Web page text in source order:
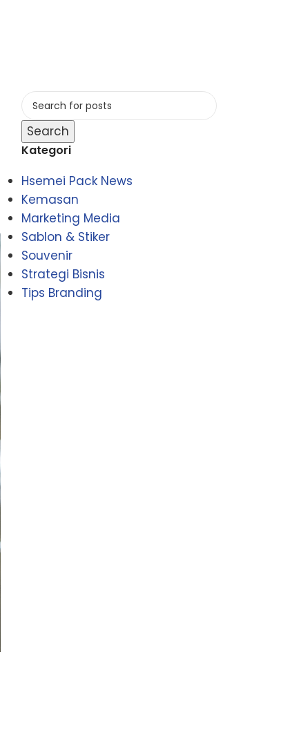
Search
Kategori
Hsemei Pack News
Kemasan
Marketing Media
Sablon & Stiker
Souvenir
Strategi Bisnis
Tips Branding